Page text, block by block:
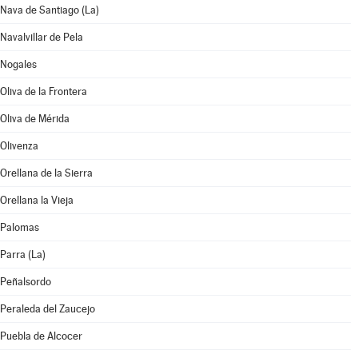
Nava de Santiago (La)
Navalvillar de Pela
Nogales
Oliva de la Frontera
Oliva de Mérida
Olivenza
Orellana de la Sierra
Orellana la Vieja
Palomas
Parra (La)
Peñalsordo
Peraleda del Zaucejo
Puebla de Alcocer